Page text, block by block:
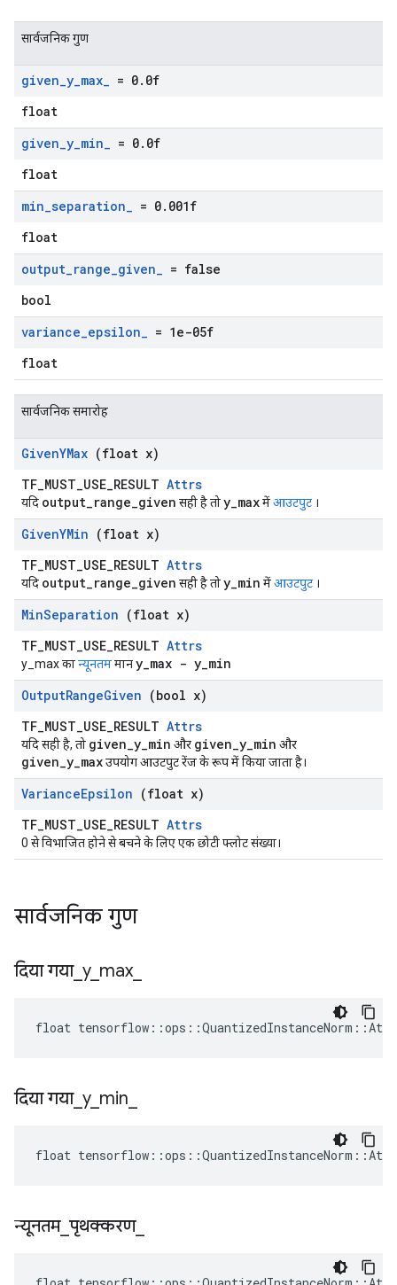
सार्वजनिक गुण
given_y_max_ = 0. 0f
float
given_y_min_ = 0. 0f
float
min_separation_ = 0. 001f
float
output_range_given_ = false
bool
variance_epsilon_ = 1e-05f
float
सार्वजनिक समारोह
GivenYMax (float x)
TF_MUST_USE_RESULT Attrs
यदि output_range_given सही है तोy_maxमेंआउटपुट ।
GivenYMin (float x)
TF_MUST_USE_RESULT Attrs
यदि output_range_given सही है तोy_min मेंआउटपुट ।
MinSeparation (float x)
TF_MUST_USE_RESULT Attrs
y_max कान्यूनतममानy_max - y_min
OutputRangeGiven (bool x)
TF_MUST_USE_RESULT Attrs
यदि सही है, तो given_y_min और given_y_min और
given_y_maxउपयोग आउटपुट रेंज के रूप में किया जाता है।
VarianceEpsilon (float x)
TF_MUST_USE_RESULT Attrs
0 से विभाजित होने से बचने के लिए एक छोटी फ्लोट संख्या।
सार्वजनिक गुण
दिया गया_ y_ max
float
दिया गया_ y_ min
float
न्यूनतम_ पृथक्करण_